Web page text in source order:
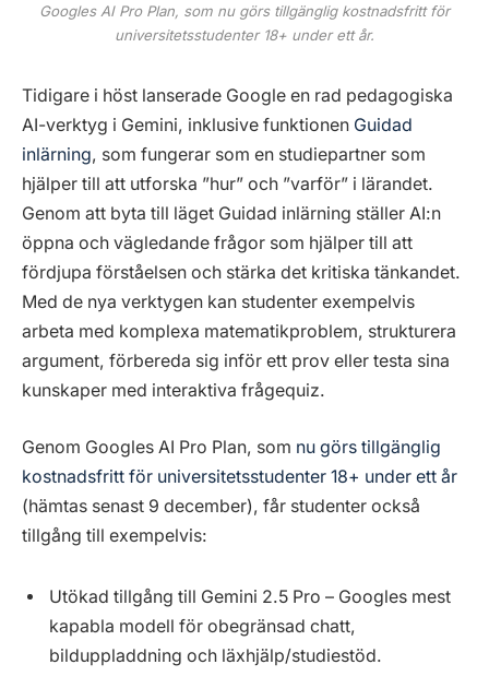
Googles AI Pro Plan, som nu görs tillgänglig kostnadsfritt för
universitetsstudenter 18+ under ett år.
Tidigare i höst lanserade Google en rad pedagogiska
AI-verktyg i Gemini, inklusive funktionen Guidad
inlärning, som fungerar som en studiepartner som
hjälper till att utforska ”hur” och ”varför” i lärandet.
Genom att byta till läget Guidad inlärning ställer AI:n
öppna och vägledande frågor som hjälper till att
fördjupa förståelsen och stärka det kritiska tänkandet.
Med de nya verktygen kan studenter exempelvis
arbeta med komplexa matematikproblem, strukturera
argument, förbereda sig inför ett prov eller testa sina
kunskaper med interaktiva frågequiz.
Genom Googles AI Pro Plan, som nu görs tillgänglig
kostnadsfritt för universitetsstudenter 18+ under ett år
(hämtas senast 9 december), får studenter också
tillgång till exempelvis:
Utökad tillgång till Gemini 2.5 Pro – Googles mest
kapabla modell för obegränsad chatt,
bilduppladdning och läxhjälp/studiestöd.